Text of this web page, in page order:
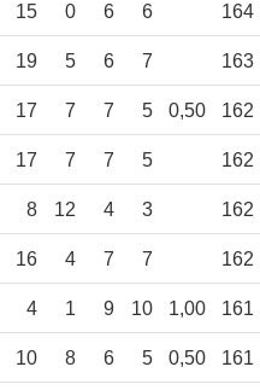
15 0 6 6 164
19 5 6 7 163
17 7 7 5 0,50 162
17 7 7 5 162
8 12 4 3 162
16 4 7 7 162
4 1 9 10 1,00 161
10 8 6 5 0,50 161